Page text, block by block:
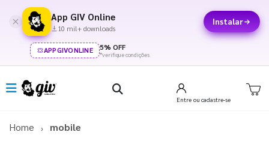
App GIV Online
10 mil+ downloads
Instalar
APPGIVONLINE 5% OFF
*verifique condições
Entre ou cadastre-se
Home mobile